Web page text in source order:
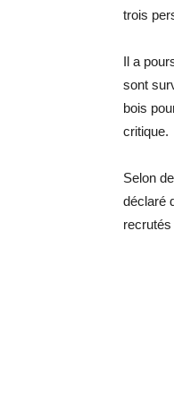
trois
Il a
sont
bois
critique.
Selon
déclaré